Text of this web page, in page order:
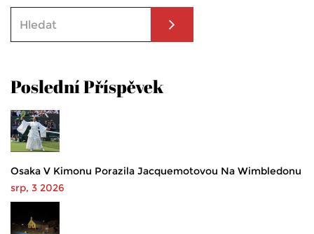
Poslední Příspěvek
Osaka V Kimonu Porazila Jacquemotovou Na Wimbledonu
srp, 3 2026